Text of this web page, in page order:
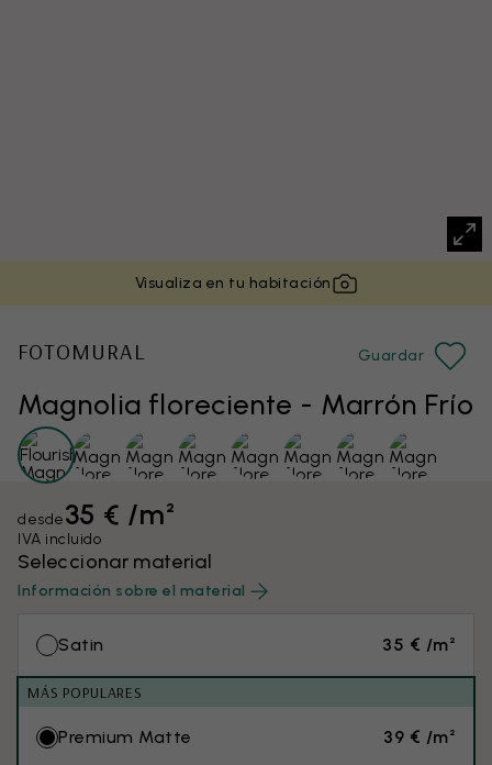
Visualiza en tu habitación
Magnolia floreciente - Marrón Frío
FOTOMURAL Guardar
desde35 € /m²
IVA incluido
Seleccionar material
Información sobre el material
Satin 35 € /m²
MÁS POPULARES
Premium Matte 39 € /m²